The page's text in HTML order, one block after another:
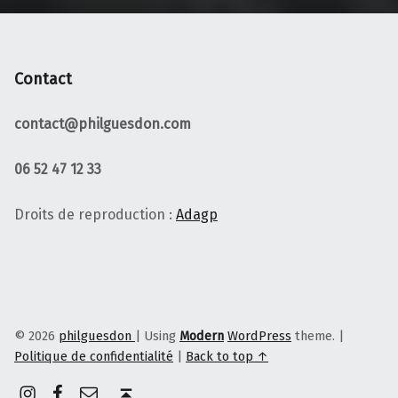
Contact
contact@philguesdon.com
06 52 47 12 33
Droits de reproduction : Adagp
© 2026 philguesdon Using Modern WordPress theme.
Politique de confidentialité
Back to top ↑